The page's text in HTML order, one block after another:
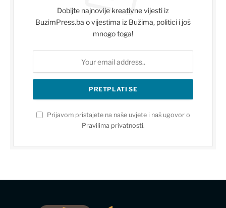
Dobijte najnovije kreativne vijesti iz
BuzimPress.ba o vijestima iz Bužima, politici i još
mnogo toga!
Prijavom pristajete na naše uvjete i naš ugovor o
Pravilima privatnosti.